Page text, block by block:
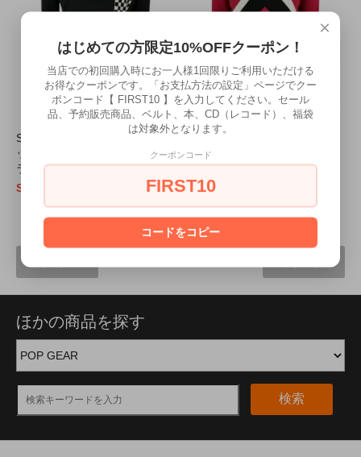
SKA & SOUL “WELLER” チェ
ッカーボード ニットポロ〈ブ
ラック〉
SOLD OUT
【20% OFF】SKA &
SOUL “LETTERMAN” ギャラ
ガー シェブロンニット
15,200円(税込16,720円)
商品中 6商品
ほかの商品を探す
検索
×
はじめての方限定10%OFFクーポン！
当店での初回購入時にお一人様1回限りご利用いただける
お得なクーポンです。「お支払方法の設定」ページでクー
ポンコード【 FIRST10 】を入力してください。セール
品、予約販売商品、ベルト、本、CD（レコード）、福袋
は対象外となります。
クーポンコード
FIRST10
コードをコピー